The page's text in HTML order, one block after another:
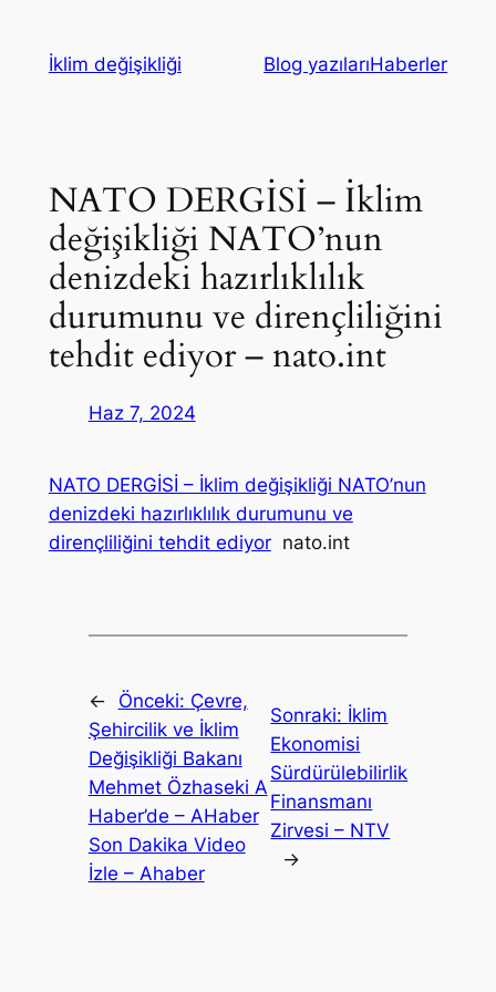
İklim değişikliği Blog yazılarıHaberler
NATO DERGİSİ – İklim
değişikliği NATO’nun
denizdeki hazırlıklılık
durumunu ve dirençliliğini
tehdit ediyor – nato.int
Haz 7, 2024
NATO DERGİSİ – İklim değişikliği NATO’nun
denizdeki hazırlıklılık durumunu ve
dirençliliğini tehdit ediyornato.int
← Önceki: Çevre,
Şehircilik ve İklim
Değişikliği Bakanı
Mehmet Özhaseki A
Haber’de – AHaber
Son Dakika Video
İzle – Ahaber
Sonraki: İklim
Ekonomisi
Sürdürülebilirlik
Finansmanı
Zirvesi – NTV
→